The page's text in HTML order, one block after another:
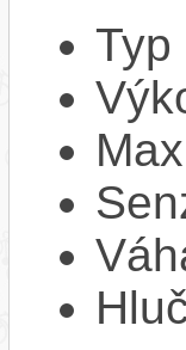
Typ